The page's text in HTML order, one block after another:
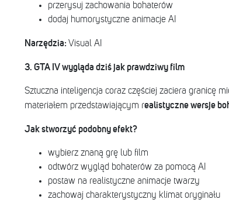
przerysuj zachowania bohaterów
dodaj humorystyczne animacje AI
Narzędzia: Visual AI
3. GTA IV wygląda dziś jak prawdziwy film
Sztuczna inteligencja coraz częściej zaciera granicę
materiałem przedstawiającym realistyczne wersje
Jak stworzyć podobny efekt?
wybierz znaną grę lub film
odtwórz wygląd bohaterów za pomocą AI
postaw na realistyczne animacje twarzy
zachowaj charakterystyczny klimat oryginału